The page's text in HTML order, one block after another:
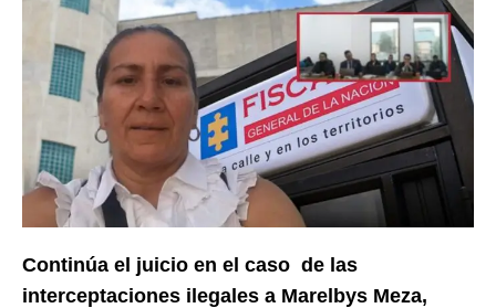
Continúa el juicio en el caso de las
interceptaciones ilegales a Marelbys Meza,